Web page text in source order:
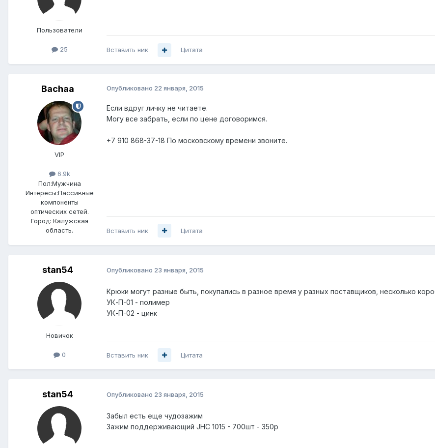
Пользователи
25 Вставить ник Цитата
Bachaa
VIP
6.9k
Пол:Мужчина
Интересы:Пассивные
компоненты
оптических сетей.
Город: Калужская
область.
Опубликовано 22 января, 2015
Если вдруг личку не читаете.
Могу все забрать, если по цене договоримся.
+7 910 868-37-18 По московскому времени звоните.
Вставить ник Цитата
stan54
Новичок
0
Опубликовано 23 января, 2015
Крюки могут разные быть, покупались в разное время у разных поставщиков, несколько
УК-П-01 - полимер
УК-П-02 - цинк
Вставить ник Цитата
stan54 Опубликовано 23 января, 2015
Забыл есть еще чудозажим
Зажим поддерживающий JHC 1015 - 700шт - 350р